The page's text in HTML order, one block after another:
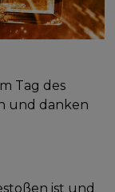
Tag des
und danken
ist und